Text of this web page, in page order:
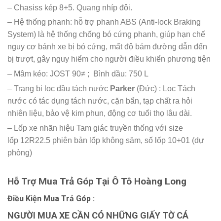
– Chasiss kép 8+5. Quang nhíp đôi.
– Hệ thống phanh: hỗ trợ phanh ABS (Anti-lock Braking
System) là hệ thống chống bó cứng phanh, giúp hạn chế
nguy cơ bánh xe bị bó cứng, mất độ bám đường dẫn đến
bị trượt, gây nguy hiểm cho người điều khiển phương tiện
– Mâm kéo: JOST 90≠ ; Bình dầu: 750 L
– Trang bị lọc dầu tách nước Parker (Đức) : Lọc Tách
nước có tác dụng tách nước, cặn bẩn, tạp chất ra hỏi
nhiên liệu, bảo vệ kim phun, động cơ tuổi thọ lâu dài.
– Lốp xe nhãn hiệu Tam giác truyền thống với size
lốp 12R22.5 phiên bản lốp không săm, số lốp 10+01 (dự
phòng)
Hỗ Trợ Mua Trả Góp Tại Ô Tô Hoàng Long
Điều Kiện Mua Trả Góp :
NGƯỜI MUA XE CẦN CÓ NHỮNG GIẤY TỜ CÁ